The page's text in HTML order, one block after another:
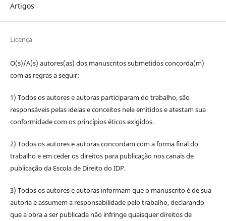
Artigos
Licença
O(s)/A(s) autores(as) dos manuscritos submetidos concorda(m)
com as regras a seguir:
1) Todos os autores e autoras participaram do trabalho, são
responsáveis pelas ideias e conceitos nele emitidos e atestam sua
conformidade com os princípios éticos exigidos.
2) Todos os autores e autoras concordam com a forma final do
trabalho e em ceder os direitos para publicação nos canais de
publicação da Escola de Direito do IDP.
3) Todos os autores e autoras informam que o manuscrito é de sua
autoria e assumem a responsabilidade pelo trabalho, declarando
que a obra a ser publicada não infringe quaisquer direitos de